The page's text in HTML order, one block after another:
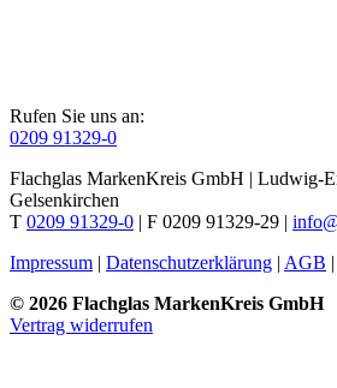
Rufen Sie uns an:
0209 91329-0
Flachglas MarkenKreis GmbH | Ludwig-
Gelsenkirchen
T 0209 91329-0 | F 0209 91329-29 |
Impressum | Datenschutzerklärung | AGB |
© 2026 Flachglas MarkenKreis GmbH
Vertrag widerrufen